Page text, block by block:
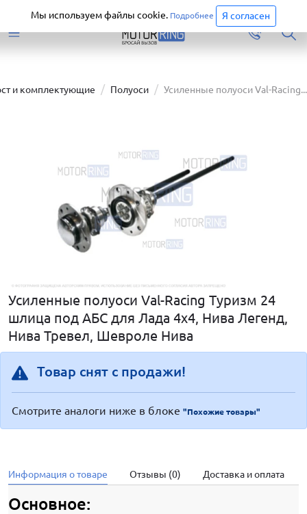
Перейти
и комплектующие Полуоси Усиленные полуоси Val-Racing...
Усиленные полуоси Val-Racing Туризм 24
шлица под АБС для Лада 4х4, Нива Легенд,
Нива Тревел, Шевроле Нива
Товар снят с продажи!
Смотрите аналоги ниже в блоке "Похожие товары"
Информация о товаре Отзывы (0) Доставка и оплата
Основное:
Мы используем файлы cookie. Подробнее Я согласен